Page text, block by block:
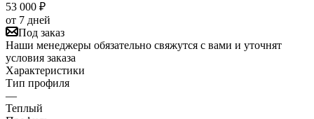
53 000 ₽
от 7 дней
Под заказ
Наши менеджеры обязательно свяжутся с вами и уточнят
условия заказа
Характеристики
Тип профиля
—
Теплый